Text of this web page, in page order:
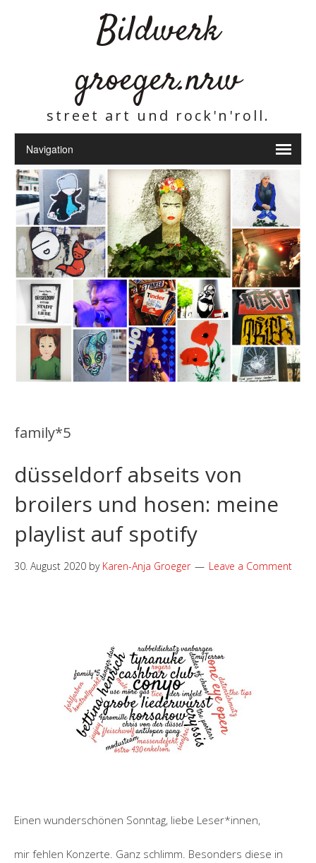
Bildwerk
groeger.nrw
street art und rock'n'roll.
family*5
düsseldorf abseits von
broilers und hosen: meine
playlist auf spotify
30. August 2020 by Karen-Anja Groeger Leave a Comment
Einen wunderschönen Sonntag, liebe Leser*innen,
mir fehlen Konzerte. Ganz schlimm. Besonders diese in